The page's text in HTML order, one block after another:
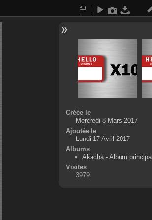
Créée le
Mercredi 8 Mars 2017
Ajoutée le
Lundi 17 Avril 2017
Albums
Akacha - Album principal
Visites
3979